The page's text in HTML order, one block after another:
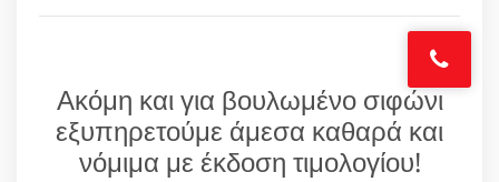
Ακόμη και για βουλωμένο σιφώνι
εξυπηρετούμε άμεσα καθαρά και
νόμιμα με έκδοση τιμολογίου!